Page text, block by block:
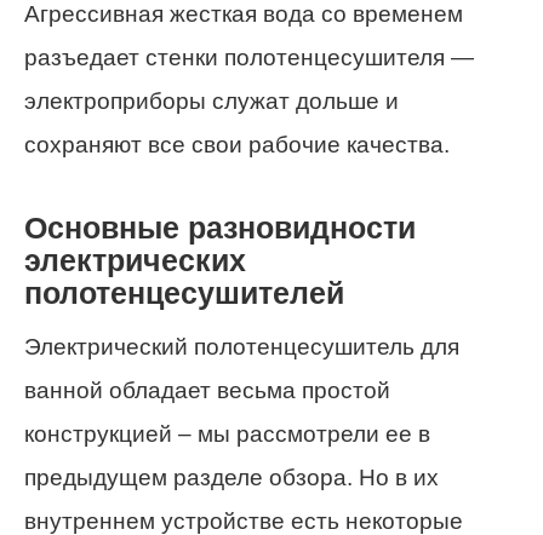
Агрессивная жесткая вода со временем
разъедает стенки полотенцесушителя —
электроприборы служат дольше и
сохраняют все свои рабочие качества.
Основные разновидности
электрических
полотенцесушителей
Электрический полотенцесушитель для
ванной обладает весьма простой
конструкцией – мы рассмотрели ее в
предыдущем разделе обзора. Но в их
внутреннем устройстве есть некоторые